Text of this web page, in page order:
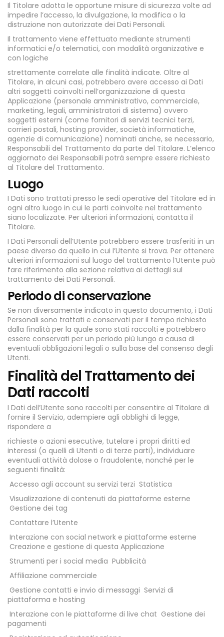
Il Titolare adotta le opportune misure di sicurezza volte ad
impedire l’accesso, la divulgazione, la modifica o la
distruzione non autorizzate dei Dati Personali.
Il trattamento viene effettuato mediante strumenti
informatici e/o telematici, con modalità organizzative e
con logiche
strettamente correlate alle finalità indicate. Oltre al
Titolare, in alcuni casi, potrebbero avere accesso ai Dati
altri soggetti coinvolti nell’organizzazione di questa
Applicazione (personale amministrativo, commerciale,
marketing, legali, amministratori di sistema) ovvero
soggetti esterni (come fornitori di servizi tecnici terzi,
corrieri postali, hosting provider, società informatiche,
agenzie di comunicazione) nominati anche, se necessario,
Responsabili del Trattamento da parte del Titolare. L’elenco
aggiornato dei Responsabili potrà sempre essere richiesto
al Titolare del Trattamento.
Luogo
I Dati sono trattati presso le sedi operative del Titolare ed in
ogni altro luogo in cui le parti coinvolte nel trattamento
siano localizzate. Per ulteriori informazioni, contatta il
Titolare.
I Dati Personali dell’Utente potrebbero essere trasferiti in un
paese diverso da quello in cui l’Utente si trova. Per ottenere
ulteriori informazioni sul luogo del trattamento l’Utente può
fare riferimento alla sezione relativa ai dettagli sul
trattamento dei Dati Personali.
Periodo di conservazione
Se non diversamente indicato in questo documento, i Dati
Personali sono trattati e conservati per il tempo richiesto
dalla finalità per la quale sono stati raccolti e potrebbero
essere conservati per un periodo più lungo a causa di
eventuali obbligazioni legali o sulla base del consenso degli
Utenti.
Finalità del Trattamento dei
Dati raccolti
I Dati dell’Utente sono raccolti per consentire al Titolare di
fornire il Servizio, adempiere agli obblighi di legge,
rispondere a
richieste o azioni esecutive, tutelare i propri diritti ed
interessi (o quelli di Utenti o di terze parti), individuare
eventuali attività dolose o fraudolente, nonché per le
seguenti finalità:
Accesso agli account su servizi terzi Statistica
Visualizzazione di contenuti da piattaforme esterne
Gestione dei tag
Contattare l’Utente
Interazione con social network e piattaforme esterne
Creazione e gestione di questa Applicazione
Strumenti per i social media Pubblicità
Affiliazione commerciale
Gestione contatti e invio di messaggi Servizi di
piattaforma e hosting
Interazione con le piattaforme di live chat Gestione dei
pagamenti